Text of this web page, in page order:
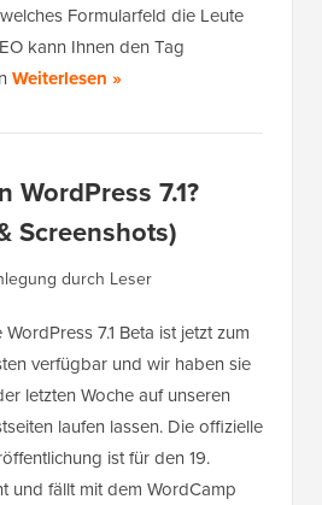
Formularfeld die Leute
kann Ihnen den Tag
Weiterlesen »
WordPress 7.1?
Screenshots)
durch Leser
WordPress 7.1 Beta ist jetzt zum
verfügbar und wir haben sie
letzten Woche auf unseren
laufen lassen. Die offizielle
ist für den 19.
und fällt mit dem WordCamp